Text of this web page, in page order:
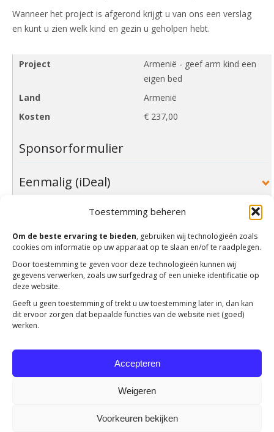
Toestemming beheren
Om de beste ervaring te bieden, gebruiken wij technologieën zoals
cookies om informatie op uw apparaat op te slaan en/of te raadplegen.
Door toestemming te geven voor deze technologieën kunnen wij
gegevens verwerken, zoals uw surfgedrag of een unieke identificatie op
deze website.
Geeft u geen toestemming of trekt u uw toestemming later in, dan kan
dit ervoor zorgen dat bepaalde functies van de website niet (goed)
werken.
Accepteren
Weigeren
Voorkeuren bekijken
Wanneer het project is afgerond krijgt u van ons een verslag
en kunt u zien welk kind en gezin u geholpen hebt.
Project
Armenië - geef arm kind een
eigen bed
Land
Armenië
Kosten
€ 237,00
Sponsorformulier
Eenmalig (iDeal)
Eenmalig (machtiging)
Voorletters
In 3 keer (machtiging)